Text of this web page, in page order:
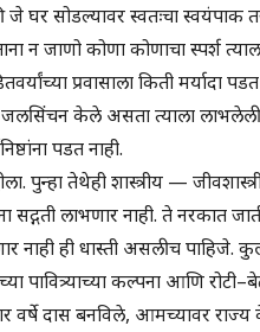
जे घर सोडल्यावर स्वतःचा
न जाणो कोणा कोणाचा स्पर्श
प्रवासाला किती
जलसिंचन केले असता त्याला लाभलेली
पडत नाही.
पुन्हा तेथेही शास्त्रीय —
सद्गती लाभणार नाही. ते नरकात
नाही ही धास्ती असलीच पाहिजे.
पावित्र्याच्या कल्पना आणि
वर्षे दास बनविले, आमच्यावर